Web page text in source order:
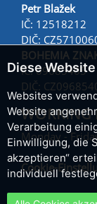
Diese
Websites
Website
Verarbeitung
Einwilligung, die
akzeptieren“
individuell
Petr Blažek
IČ: 12518212
DIČ:
BOHEMIA
IČ: 09685405
DIČ:
WORKING
Monday -
Cookie-